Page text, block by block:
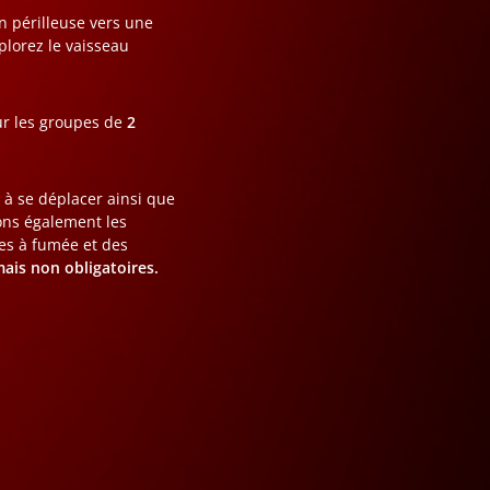
périlleuse vers une
le vaisseau
les groupes de 2
se déplacer ainsi que
également les
à fumée et des
non obligatoires.